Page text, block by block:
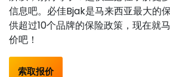
信息吧。必佳Bjak是马来西亚最大的
供超过10个品牌的保险政策，现在就
价吧！
索取报价